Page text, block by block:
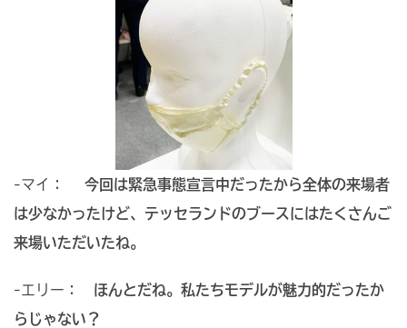
-マイ： 今回は緊急事態宣言中だったから全体の来場者
は少なかったけど、テッセランドのブースにはたくさんご
来場いただいたね。
-エリー： ほんとだね。私たちモデルが魅力的だったか
らじゃない？